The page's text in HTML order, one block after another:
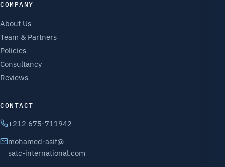
COMPANY
About Us
Team & Partners
Policies
Consultancy
Reviews
CONTACT
+212 675-711942
mohamed-asif@
satc-international.com